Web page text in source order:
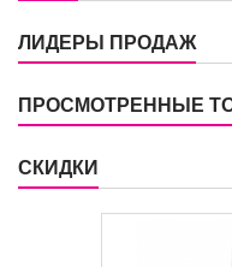
ЛИДЕРЫ ПРОДАЖ
ПРОСМОТРЕННЫЕ
СКИДКИ